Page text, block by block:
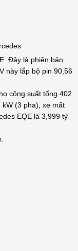
Đây là phiên bản
này lắp bộ pin 90,56
công suất tổng 402
(3 pha), xe mất
EQE là 3,999 tỷ